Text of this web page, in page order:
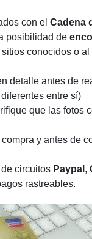
con el Cadena
posibilidad de
conocidos o
detalle antes de
entre sí)
que las fotos
y antes de
circuitos Paypal ,
rastreables.